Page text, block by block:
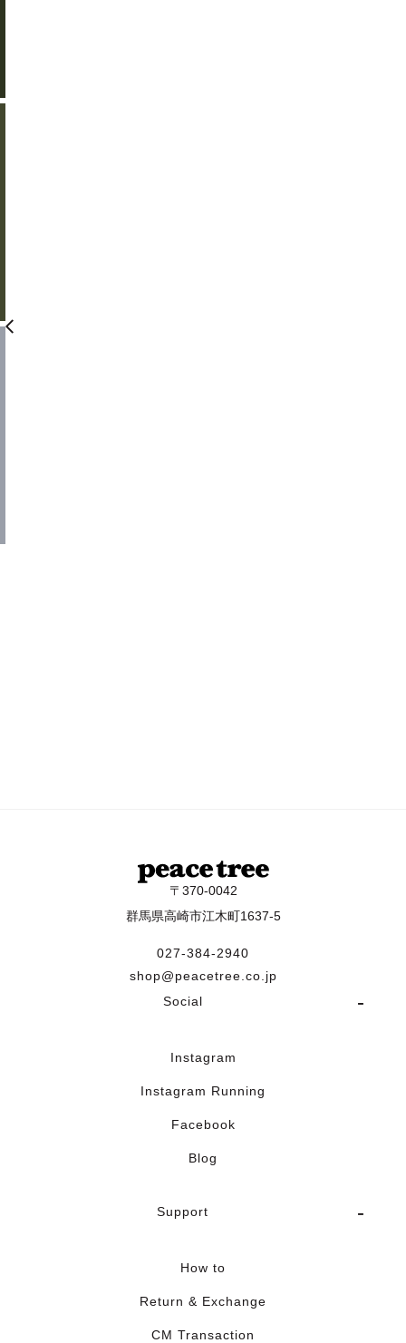
〒370-0042
群馬県高崎市江木町1637-5
027-384-2940
shop@peacetree.co.jp
Social
Instagram
Instagram Running
Facebook
Blog
Support
How to
Return & Exchange
CM Transaction